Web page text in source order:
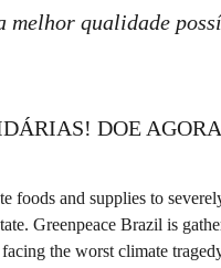
melhor qualidade
DOE AGORA